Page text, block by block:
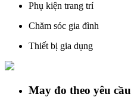
Phụ kiện trang trí
Chăm sóc gia đình
Thiết bị gia dụng
May đo theo yêu cầu